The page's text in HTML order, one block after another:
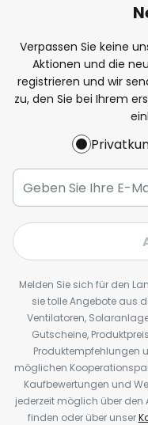
Verpassen Sie keine
Aktionen und die
registrieren und wir
zu, den Sie bei Ihrem
Melden Sie sich für den
sie tolle Angebote aus
Ventilatoren,
Gutscheine,
Produktempfehlungen
möglichen
Kaufbewertungen und
jederzeit möglich über den
finden oder über unser